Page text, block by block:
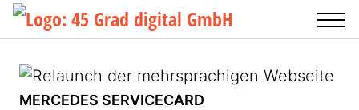
MERCEDES SERVICECARD